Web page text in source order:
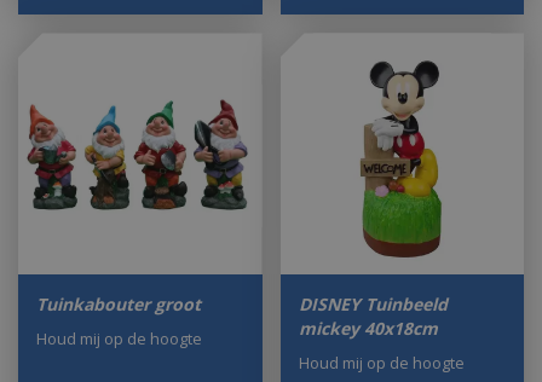
Tuinkabouter groot
Houd mij op de hoogte
DISNEY Tuinbeeld
mickey 40x18cm
Houd mij op de hoogte